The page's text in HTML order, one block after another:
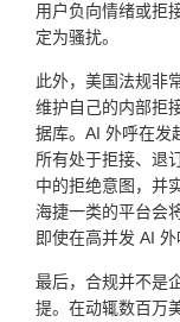
用户负向情绪或拒
定为骚扰。
此外，美国法规非
维护自己的内部拒
据库。AI 外呼在发
所有处于拒接、退
中的拒绝意图，并
海捷一类的平台会
即使在高并发 AI
最后，合规并不是
提。在动辄数百万